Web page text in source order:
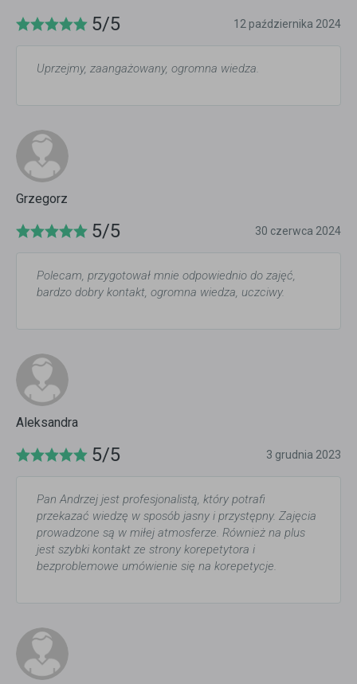
5/5 12 października 2024
Uprzejmy, zaangażowany, ogromna wiedza.
Grzegorz
5/5 30 czerwca 2024
Polecam, przygotował mnie odpowiednio do zajęć,
bardzo dobry kontakt, ogromna wiedza, uczciwy.
Aleksandra
5/5 3 grudnia 2023
Pan Andrzej jest profesjonalistą, który potrafi
przekazać wiedzę w sposób jasny i przystępny. Zajęcia
prowadzone są w miłej atmosferze. Również na plus
jest szybki kontakt ze strony korepetytora i
bezproblemowe umówienie się na korepetycje.